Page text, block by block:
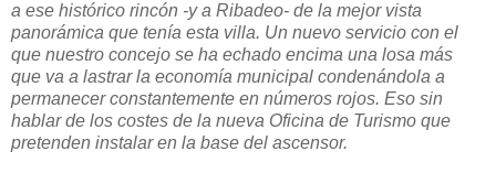
a ese histórico rincón -y a Ribadeo- de la mejor vista
panorámica que tenía esta villa. Un nuevo servicio con el
que nuestro concejo se ha echado encima una losa más
que va a lastrar la economía municipal condenándola a
permanecer constantemente en números rojos. Eso sin
hablar de los costes de la nueva Oficina de Turismo que
pretenden instalar en la base del ascensor.